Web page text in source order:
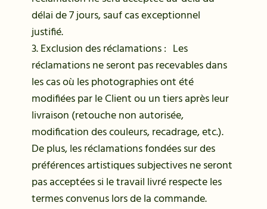
délai de 7 jours, sauf cas exceptionnel
justifié.
3. Exclusion des réclamations : Les
réclamations ne seront pas recevables dans
les cas où les photographies ont été
modifiées par le Client ou un tiers après leur
livraison (retouche non autorisée,
modification des couleurs, recadrage, etc.).
De plus, les réclamations fondées sur des
préférences artistiques subjectives ne seront
pas acceptées si le travail livré respecte les
termes convenus lors de la commande.